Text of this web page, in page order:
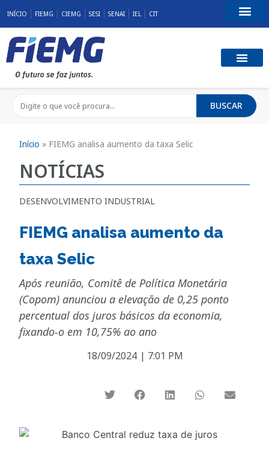
INÍCIO FIEMG CIEMG SESI SENAI IEL CIT
BUSCAR
Início » FIEMG analisa aumento da taxa Selic
NOTÍCIAS
DESENVOLVIMENTO INDUSTRIAL
FIEMG analisa aumento da
taxa Selic
Após reunião, Comitê de Política Monetária
(Copom) anunciou a elevação de 0,25 ponto
percentual dos juros básicos da economia,
fixando-o em 10,75% ao ano
18/09/2024 | 7:01 PM